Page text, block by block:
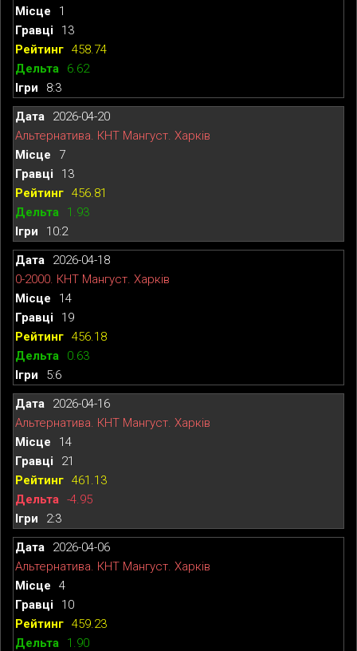
1
13
458.74
6.62
8:3
2026-04-20
Альтернатива. КНТ Мангуст. Харків
7
13
456.81
1.93
10:2
2026-04-18
0-2000. КНТ Мангуст. Харків
14
19
456.18
0.63
5:6
2026-04-16
Альтернатива. КНТ Мангуст. Харків
14
21
461.13
-4.95
2:3
2026-04-06
Альтернатива. КНТ Мангуст. Харків
4
10
459.23
1.90